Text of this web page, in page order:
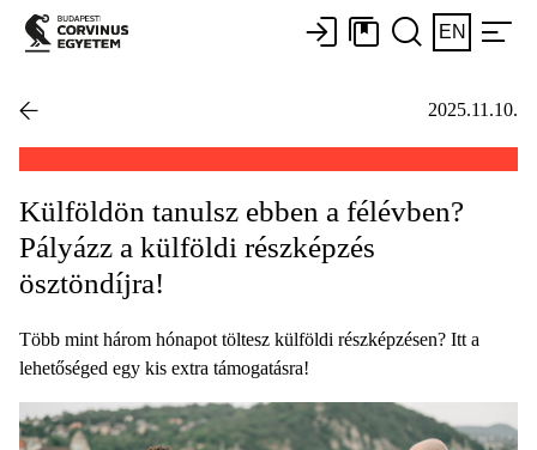
EN
2025.11.10.
Külföldön tanulsz ebben a félévben?
Pályázz a külföldi részképzés
ösztöndíjra!
Több mint három hónapot töltesz külföldi részképzésen? Itt a
lehetőséged egy kis extra támogatásra!